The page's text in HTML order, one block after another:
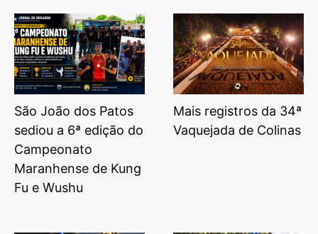
São João dos Patos
sediou a 6ª edição do
Campeonato
Maranhense de Kung
Fu e Wushu
Mais registros da 34ª
Vaquejada de Colinas